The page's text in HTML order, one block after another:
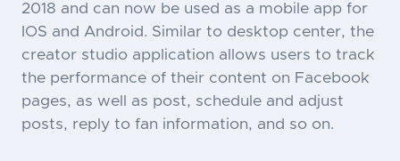
2018 and can now be used as a mobile app for
IOS and Android. Similar to desktop center, the
creator studio application allows users to track
the performance of their content on Facebook
pages, as well as post, schedule and adjust
posts, reply to fan information, and so on.